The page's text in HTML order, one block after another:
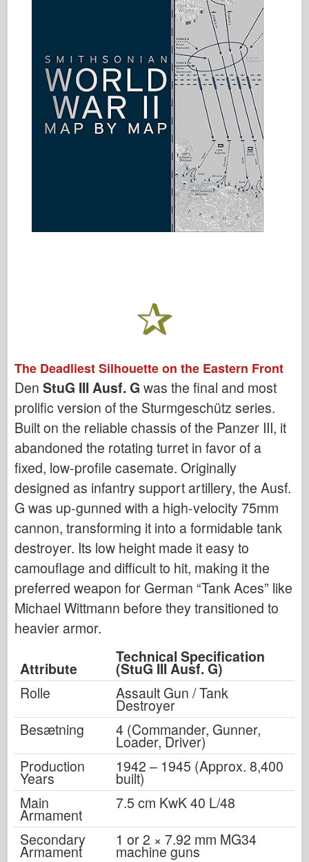
The Deadliest Silhouette on the Eastern Front
Den StuG III Ausf. G was the final and most
prolific version of the Sturmgeschütz series.
Built on the reliable chassis of the Panzer III, it
abandoned the rotating turret in favor of a
fixed, low-profile casemate. Originally
designed as infantry support artillery, the Ausf.
G was up-gunned with a high-velocity 75mm
cannon, transforming it into a formidable tank
destroyer. Its low height made it easy to
camouflage and difficult to hit, making it the
preferred weapon for German “Tank Aces” like
Michael Wittmann before they transitioned to
heavier armor.
Attribute
Technical Specification
(StuG III Ausf. G)
Rolle
Assault Gun / Tank
Destroyer
Besætning
4 (Commander, Gunner,
Loader, Driver)
Production
Years
1942 – 1945 (Approx. 8,400
built)
Main
Armament
7.5 cm KwK 40 L/48
Secondary
Armament
1 or 2 × 7.92 mm MG34
machine guns